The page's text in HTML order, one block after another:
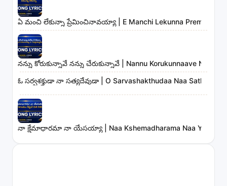
ఏ మంచి లేకున్నా ప్రేమించినావయ్యా | E Manchi Lekunna
నన్ను కోరుకున్నావే నన్ను చేరుకున్నావే | Nannu Korukunnaave Nannu
ఓ సర్వశక్తుడా నా సత్యదేవుడా | O Sarvashakthudaa Naa
నా క్షేమాధారమా నా యేసయ్యా | Naa Kshemadharama Naa Yesayya